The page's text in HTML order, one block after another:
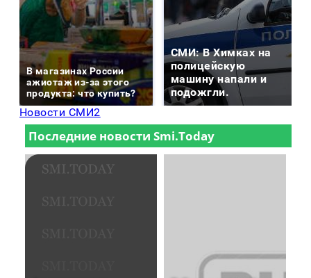
В магазинах России
ажиотаж из-за этого
продукта: что купить?
СМИ: В Химках на
полицейскую
машину напали и
подожгли.
Новости СМИ2